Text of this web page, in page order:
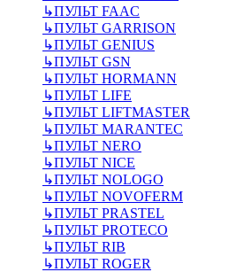
↳ПУЛЬТ FAAC
↳ПУЛЬТ GARRISON
↳ПУЛЬТ GENIUS
↳ПУЛЬТ GSN
↳ПУЛЬТ HORMANN
↳ПУЛЬТ LIFE
↳ПУЛЬТ LIFTMASTER
↳ПУЛЬТ MARANTEC
↳ПУЛЬТ NERO
↳ПУЛЬТ NICE
↳ПУЛЬТ NOLOGO
↳ПУЛЬТ NOVOFERM
↳ПУЛЬТ PRASTEL
↳ПУЛЬТ PROTECO
↳ПУЛЬТ RIB
↳ПУЛЬТ ROGER